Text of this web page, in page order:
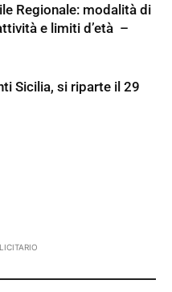
Regionale: modalità di
e limiti d’età –
Sicilia, si riparte il 29